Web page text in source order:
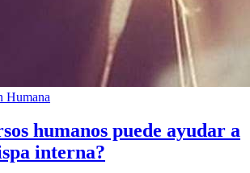
Humana
humanos puede ayudar a
interna?